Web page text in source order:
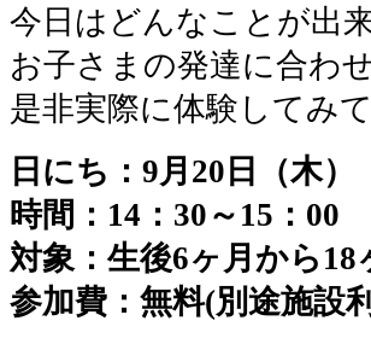
今日はどんなことが出
お子さまの発達に合わ
是非実際に体験してみ
日にち：9月20日（木）
時間：14：30～15：00
対象：生後6ヶ月から
参加費：無料(別途施設